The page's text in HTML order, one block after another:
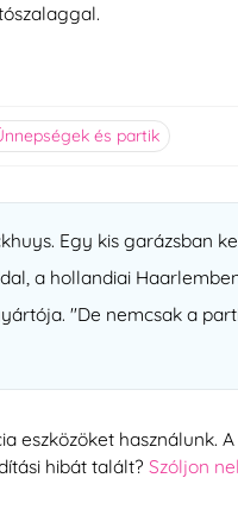
és partik
Egy kis garázsban
a hollandiai
"De nemcsak a
használunk.
hibát talált? Szóljon